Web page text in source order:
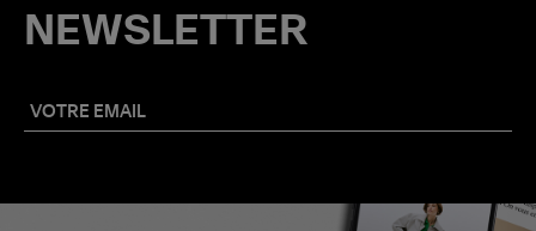
NEWSLETTER